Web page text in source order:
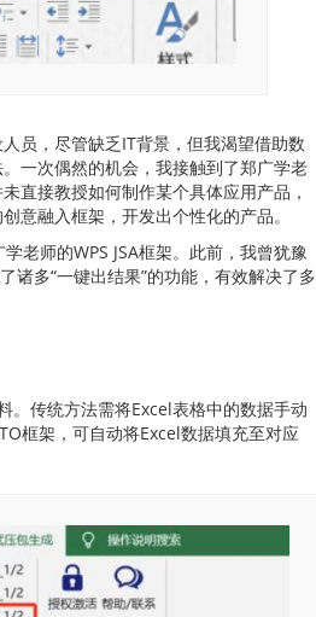
员，尽管缺乏IT背景，但我渴望借助数
一次偶然的机会，我接触到了郑广学老
直接教授如何制作某个具体应用产品，
意融入框架，开发出个性化的产品。
老师的WPS JSA框架。此前，我曾犹豫
诸多“一键出结果”的功能，有效解决了多
。传统方法需将Excel表格中的数据手动
框架，可自动将Excel数据填充至对应